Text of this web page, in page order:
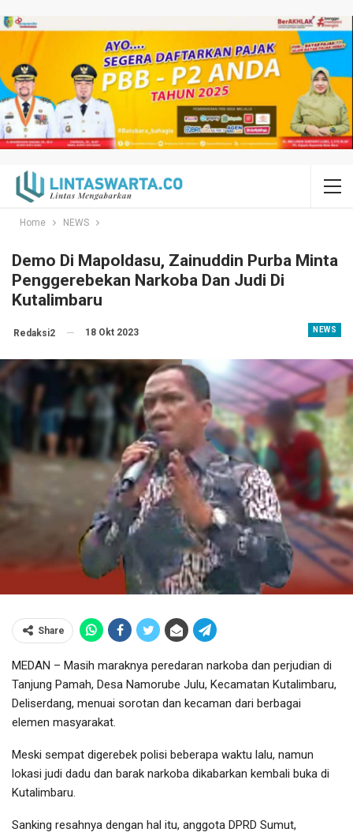
Home NEWS
Demo Di Mapoldasu, Zainuddin Purba Minta
Penggerebekan Narkoba Dan Judi Di
Kutalimbaru
NEWS
Redaksi2 18 Okt 2023
Share
MEDAN – Masih maraknya peredaran narkoba dan perjudian di
Tanjung Pamah, Desa Namorube Julu, Kecamatan Kutalimbaru,
Deliserdang, menuai sorotan dan kecaman dari berbagai
elemen masyarakat.
Meski sempat digerebek polisi beberapa waktu lalu, namun
lokasi judi dadu dan barak narkoba dikabarkan kembali buka di
Kutalimbaru.
Sanking resahnya dengan hal itu, anggota DPRD Sumut,